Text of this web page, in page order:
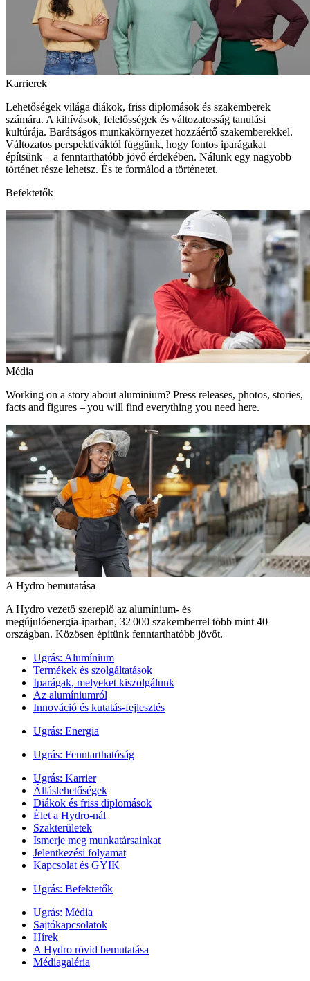
Karrierek
Lehetőségek világa diákok, friss diplomások és szakemberek
számára. A kihívások, felelősségek és változatosság tanulási
kultúrája. Barátságos munkakörnyezet hozzáértő szakemberekkel.
Változatos perspektíváktól függünk, hogy fontos iparágakat
építsünk – a fenntarthatóbb jövő érdekében. Nálunk egy nagyobb
történet része lehetsz. És te formálod a történetet.
Befektetők
Média
Working on a story about aluminium? Press releases, photos, stories,
facts and figures – you will find everything you need here.
A Hydro bemutatása
A Hydro vezető szereplő az alumínium- és
megújulóenergia‑iparban, 32 000 szakemberrel több mint 40
országban. Közösen építünk fenntarthatóbb jövőt.
Ugrás: Alumínium
Termékek és szolgáltatások
Iparágak, melyeket kiszolgálunk
Az alumíniumról
Innováció és kutatás-fejlesztés
Ugrás: Energia
Ugrás: Fenntarthatóság
Ugrás: Karrier
Álláslehetőségek
Diákok és friss diplomások
Élet a Hydro-nál
Szakterületek
Ismerje meg munkatársainkat
Jelentkezési folyamat
Kapcsolat és GYIK
Ugrás: Befektetők
Ugrás: Média
Sajtókapcsolatok
Hírek
A Hydro rövid bemutatása
Médiagaléria